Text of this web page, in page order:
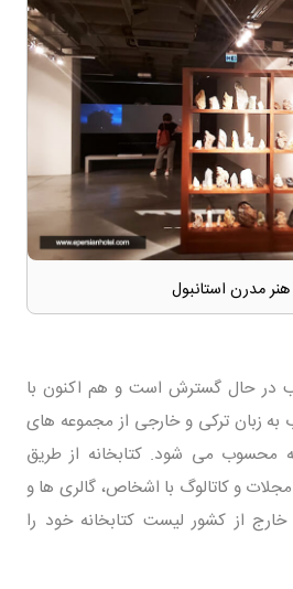
مدرن استانبول
در حال گسترش است و هم اکنون با
کتاب به زبان ترکی و خارجی از مجموعه های
محسوب می شود. کتابخانه از طریق
و کاتالوگ با اشخاص، گالری ها و
از کشور لیست کتابخانه خود را